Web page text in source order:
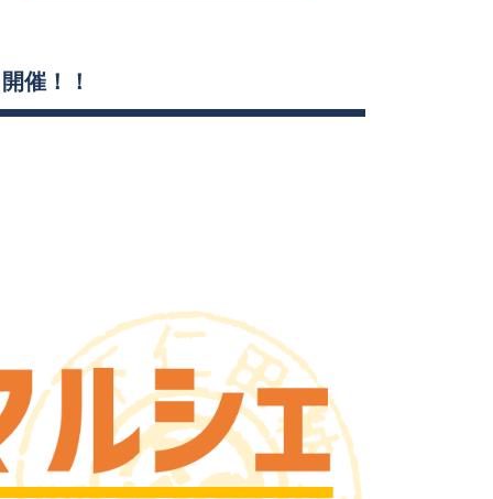
催！！